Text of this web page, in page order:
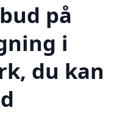
på
i
du kan